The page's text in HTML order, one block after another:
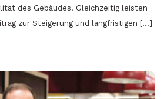
des Gebäudes. Gleichzeitig leisten
zur Steigerung und langfristigen […]